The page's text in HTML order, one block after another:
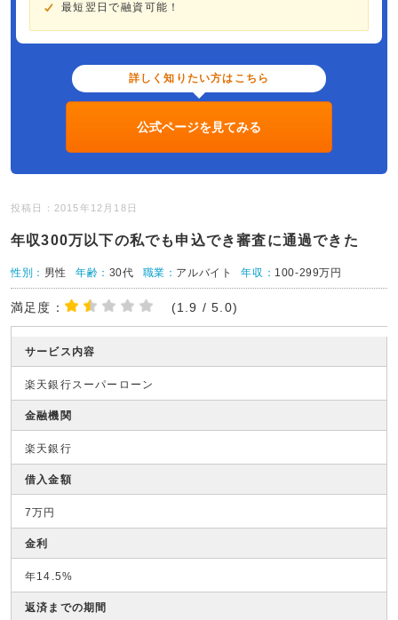
最短翌日で融資可能！
詳しく知りたい方はこちら
公式ページを見てみる
投稿日：2015年12月18日
年収300万以下の私でも申込でき審査に通過できた
性別： 男性 年齢： 30代 職業： アルバイト 年収： 100-299万円
満足度： (1.9 / 5.0)
サービス内容
楽天銀行スーパーローン
金融機関
楽天銀行
借入金額
7万円
金利
年14.5%
返済までの期間